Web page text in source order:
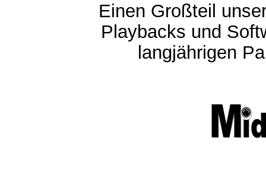
Einen Großteil
Playbacks und
langjährigen